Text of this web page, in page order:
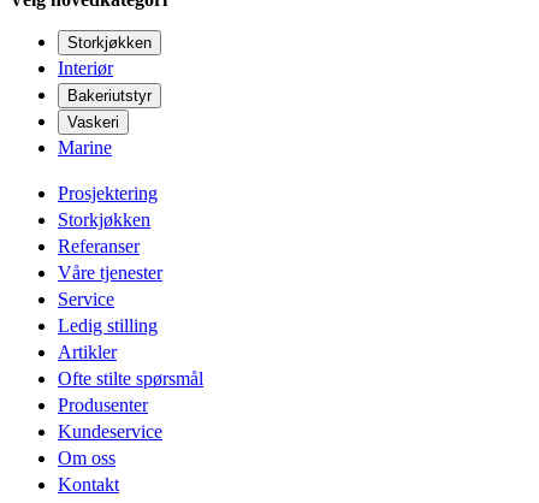
Storkjøkken
Interiør
Bakeriutstyr
Vaskeri
Marine
Prosjektering
Storkjøkken
Referanser
Våre tjenester
Service
Ledig stilling
Artikler
Ofte stilte spørsmål
Produsenter
Kundeservice
Om oss
Kontakt